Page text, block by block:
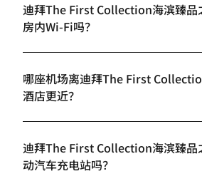
迪拜The First Collection海滨臻品
房内Wi-Fi吗？
哪座机场离迪拜The First
酒店更近？
迪拜The First Collection海滨臻品
动汽车充电站吗？